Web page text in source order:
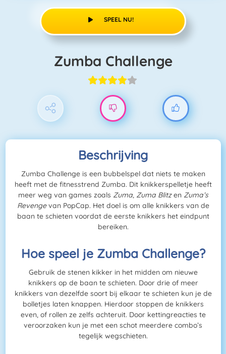
SPEEL NU!
Zumba Challenge
Beschrijving
Zumba Challenge is een bubbelspel dat niets te maken
heeft met de fitnesstrend Zumba. Dit knikkerspelletje heeft
meer weg van games zoals Zuma, Zuma Blitzen Zuma’s
Revengevan PopCap. Het doel is om alle knikkers van de
baan te schieten voordat de eerste knikkers het eindpunt
bereiken.
Hoe speel je Zumba Challenge?
Gebruik de stenen kikker in het midden om nieuwe
knikkers op de baan te schieten. Door drie of meer
knikkers van dezelfde soort bij elkaar te schieten kun je de
bolletjes laten knappen. Hierdoor stoppen de knikkers
even, of rollen ze zelfs achteruit. Door kettingreacties te
veroorzaken kun je met een schot meerdere combo’s
tegelijk wegschieten.